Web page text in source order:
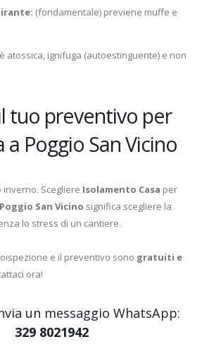
(fondamentale) previene muffe e
è atossica, ignifuga (autoestinguente) e non
tuo preventivo per
a Poggio San Vicino
Scegliere Isolamento Casa per
San Vicino significa scegliere la
lo stress di un cantiere.
e il preventivo sono gratuiti e
ora!
un messaggio WhatsApp:
329 8021942